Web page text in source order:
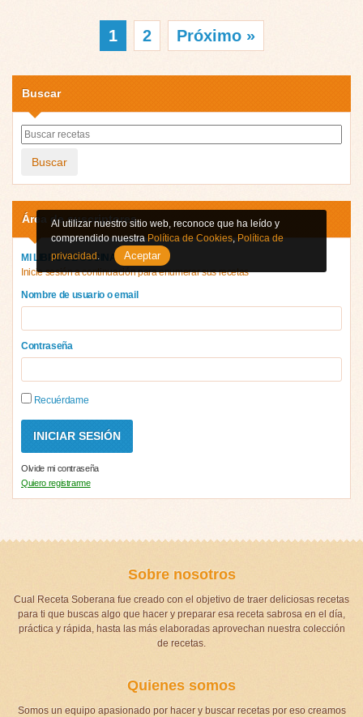
1 2 Próximo »
Buscar
Buscar
Área de suscriptores
MI LIBRO DE COCINA
Inicie sesión a continuación para enumerar sus recetas
Nombre de usuario o email
Contraseña
Recuérdame
Olvide mi contraseña
Quiero registrarme
Sobre nosotros
Cual Receta Soberana fue creado con el objetivo de traer deliciosas recetas
para ti que buscas algo que hacer y preparar esa receta sabrosa en el día,
práctica y rápida, hasta las más elaboradas aprovechan nuestra colección
de recetas.
Quienes somos
Somos un equipo apasionado por hacer y buscar recetas por eso creamos
Al utilizar nuestro sitio web, reconoce que ha leído y
comprendido nuestra Política de Cookies, Política de
privacidad. Aceptar